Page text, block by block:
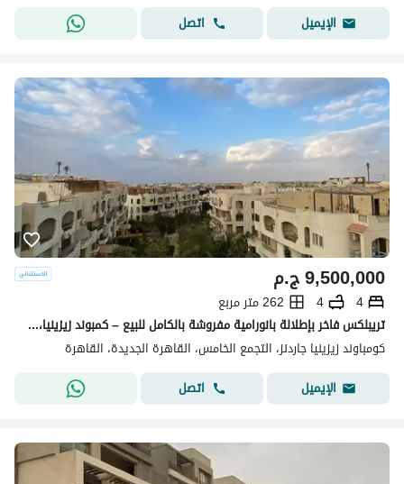
الإيميل
اتصل
ج.م9,500,000
4
4
262 متر مربع
تريبلكس فاخر بإطلالة بانورامية مفروشة بالكامل للبيع – كمبوند زيزينيا، التجمع الخامس
كومباوند زيزينيا جاردنز، التجمع الخامس، القاهرة الجديدة، القاهرة
الإيميل
اتصل